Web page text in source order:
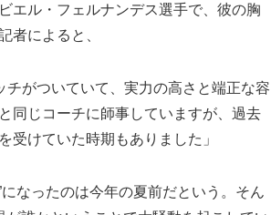
エル・フェルナンデス選手で、彼の胸
者によると、
チがついていて、実力の高さと端正な容
同じコーチに師事していますが、過去
受けていた時期もありました」
なったのは今年の夏前だという。そん